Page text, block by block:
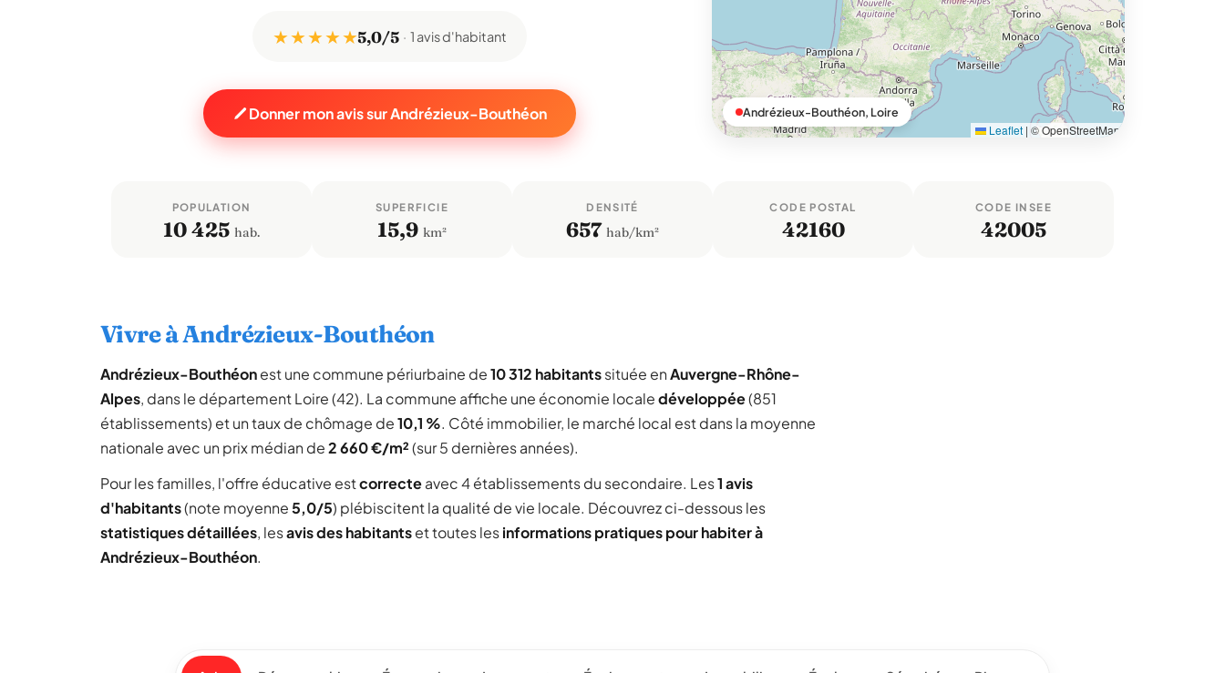
★ ★ ★ ★ ★5,0/5 1 avis d'habitant
Donner mon avis sur Andrézieux-Bouthéon
Leaflet | © OpenStreetMap
Andrézieux-Bouthéon, Loire
POPULATION
10 425 hab.
SUPERFICIE
15,9 km²
DENSITÉ
657 hab/km²
CODE POSTAL
42160
CODE INSEE
42005
Vivre à Andrézieux-Bouthéon
Andrézieux-Bouthéonest une commune périurbaine de10 312 habitantssituée enAuvergne-Rhône-
Alpes, dans le département Loire (42). La commune affiche une économie localedéveloppée(851
établissements) et un taux de chômage de10,1 %. Côté immobilier, le marché local est dans la moyenne
nationale avec un prix médian de2 660 €/m²(sur 5 dernières années).
Pour les familles, l'offre éducative estcorrecteavec 4 établissements du secondaire. Les1 avis
d'habitants(note moyenne5,0/5) plébiscitent la qualité de vie locale. Découvrez ci-dessous les
statistiques détaillées, lesavis des habitantset toutes lesinformations pratiques pour habiter à
Andrézieux-Bouthéon.